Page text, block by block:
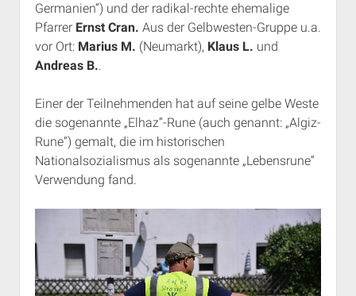
Germanien“) und der radikal-rechte ehemalige
PfarrerErnst Cran. Aus der Gelbwesten-Gruppe u.a.
vor Ort: Marius M. (Neumarkt), Klaus L. und
Andreas B..
Einer der Teilnehmenden hat auf seine gelbe Weste
die sogenannte „Elhaz“-Rune (auch genannt: „Algiz-
Rune“) gemalt, die im historischen
Nationalsozialismus als sogenannte „Lebensrune“
Verwendung fand.